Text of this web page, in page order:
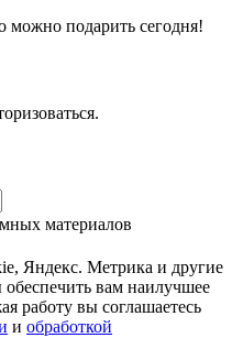
можно подарить сегодня!
материалов
Яндекс. Метрика и другие
вам наилучшее
работу вы соглашаетесь
и обработкой